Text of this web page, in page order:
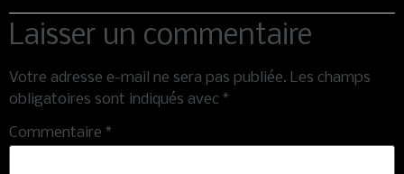
Laisser un commentaire
Votre adresse e-mail ne sera pas publiée. Les champs
obligatoires sont indiqués avec *
Commentaire *